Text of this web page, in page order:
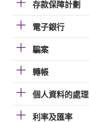
存款保障計劃
電子銀行
騙案
轉帳
個人資料的處理
利率及匯率